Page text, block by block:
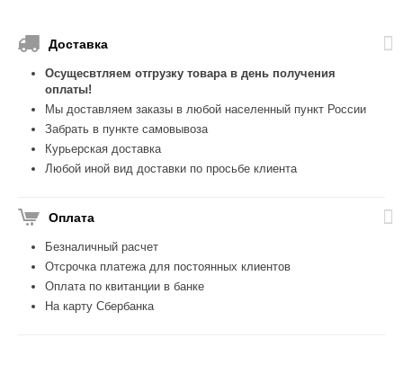
Доставка
Осущесвтляем отгрузку товара в день получения
оплаты!
Мы доставляем заказы в любой населенный пункт России
Забрать в пункте самовывоза
Курьерская доставка
Любой иной вид доставки по просьбе клиента
Оплата
Безналичный расчет
Отсрочка платежа для постоянных клиентов
Оплата по квитанции в банке
На карту Сбербанка